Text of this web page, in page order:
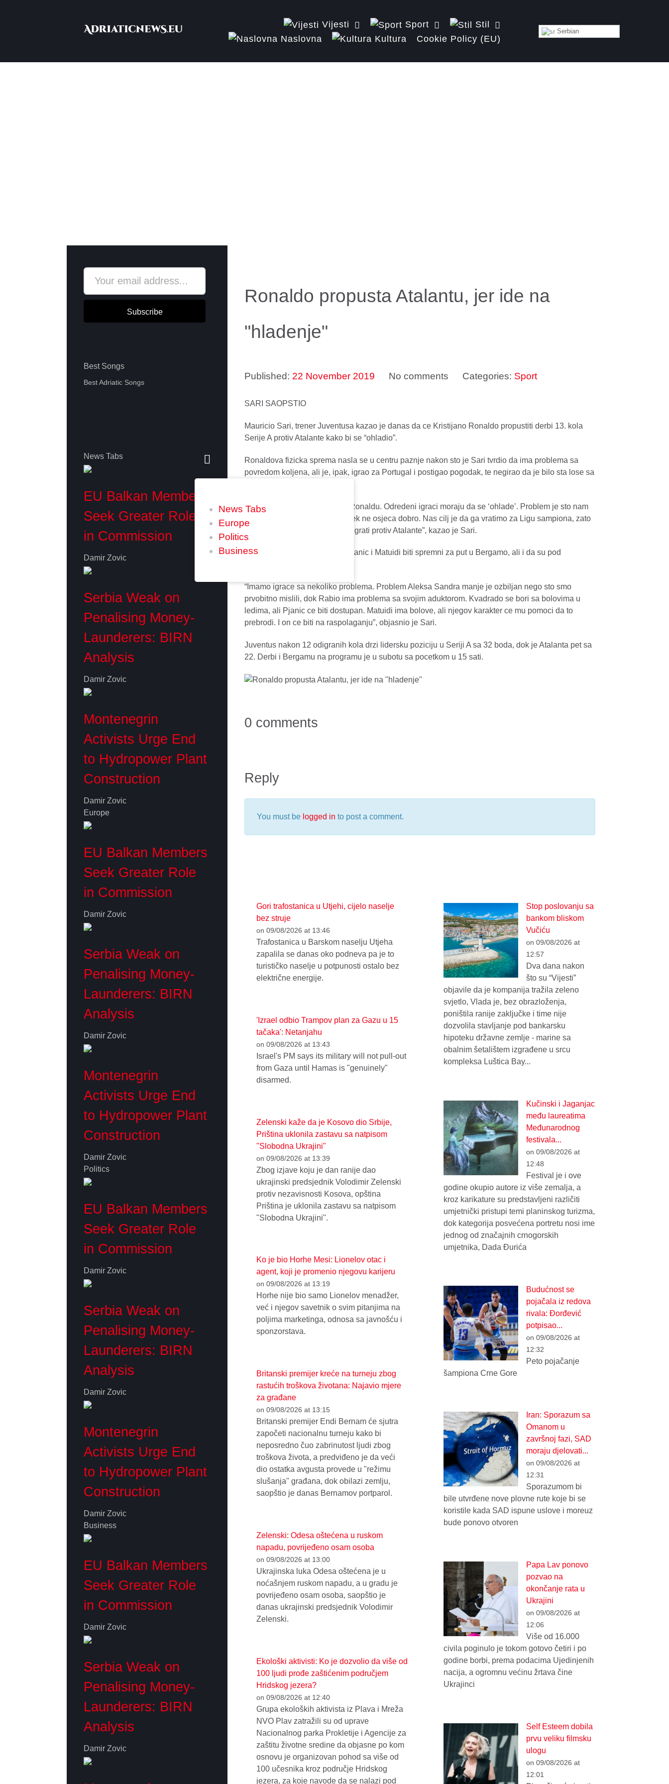
Vijesti Sport
Stil
Naslovna
Kultura Cookie Policy (EU)
Serbian
Subscribe
Best Songs
Best Adriatic Songs
News Tabs
Europe
Politics
Business
News Tabs
EU Balkan Members
Seek Greater Role
in Commission
Damir Zovic
Serbia Weak on
Penalising Money-
Launderers: BIRN
Analysis
Damir Zovic
Montenegrin
Activists Urge End
to Hydropower Plant
Construction
Damir Zovic
Europe
EU Balkan Members
Seek Greater Role
in Commission
Damir Zovic
Serbia Weak on
Penalising Money-
Launderers: BIRN
Analysis
Damir Zovic
Montenegrin
Activists Urge End
to Hydropower Plant
Construction
Damir Zovic
Politics
EU Balkan Members
Seek Greater Role
in Commission
Damir Zovic
Serbia Weak on
Penalising Money-
Launderers: BIRN
Analysis
Damir Zovic
Montenegrin
Activists Urge End
to Hydropower Plant
Construction
Damir Zovic
Business
EU Balkan Members
Seek Greater Role
in Commission
Damir Zovic
Serbia Weak on
Penalising Money-
Launderers: BIRN
Analysis
Damir Zovic
Ronaldo propusta Atalantu, jer ide na
"hladenje"
Published: 22 November 2019 No comments Categories: Sport
SARI SAOPSTIO
Mauricio Sari, trener Juventusa kazao je danas da ce Kristijano Ronaldo propustiti derbi 13. kola
Serije A protiv Atalante kako bi se “ohladio”.
Ronaldova fizicka sprema nasla se u centru paznje nakon sto je Sari tvrdio da ima problema sa
povredom koljena, ali je, ipak, igrao za Portugal i postigao pogodak, te negirao da je bilo sta lose sa
“Ne treba nista objasnjavati o Ronaldu. Odredeni igraci moraju da se ‘ohlade’. Problem je sto nam
je u utorak rekao da se jos uvijek ne osjeca dobro. Nas cilj je da ga vratimo za Ligu sampiona, zato
sam 99 posto siguran da nece igrati protiv Atalante”, kazao je Sari.
Sari je takode, najavio da ce Pjanic i Matuidi biti spremni za put u Bergamo, ali i da su pod
“Imamo igrace sa nekoliko problema. Problem Aleksa Sandra manje je ozbiljan nego sto smo
prvobitno mislili, dok Rabio ima problema sa svojim aduktorom. Kvadrado se bori sa bolovima u
ledima, ali Pjanic ce biti dostupan. Matuidi ima bolove, ali njegov karakter ce mu pomoci da to
prebrodi. I on ce biti na raspolaganju”, objasnio je Sari.
Juventus nakon 12 odigranih kola drzi lidersku poziciju u Seriji A sa 32 boda, dok je Atalanta pet sa
22. Derbi i Bergamu na programu je u subotu sa pocetkom u 15 sati.
0 comments
Reply
You must be logged in to post a comment.
Gori trafostanica u Utjehi, cijelo naselje
bez struje
on 09/08/2026 at 13:46
Trafostanica u Barskom naselju Utjeha
zapalila se danas oko podneva pa je to
turističko naselje u potpunosti ostalo bez
električne energije.
'Izrael odbio Trampov plan za Gazu u 15
tačaka': Netanjahu
on 09/08/2026 at 13:43
Israel's PM says its military will not pull-out
from Gaza until Hamas is "genuinely"
disarmed.
Zelenski kaže da je Kosovo dio Srbije,
Priština uklonila zastavu sa natpisom
"Slobodna Ukrajini"
on 09/08/2026 at 13:39
Zbog izjave koju je dan ranije dao
ukrajinski predsjednik Volodimir Zelenski
protiv nezavisnosti Kosova, opština
Priština je uklonila zastavu sa natpisom
"Slobodna Ukrajini".
Ko je bio Horhe Mesi: Lionelov otac i
agent, koji je promenio njegovu karijeru
on 09/08/2026 at 13:19
Horhe nije bio samo Lionelov menadžer,
već i njegov savetnik o svim pitanjima na
poljima marketinga, odnosa sa javnošću i
sponzorstava.
Britanski premijer kreće na turneju zbog
rastućih troškova životana: Najavio mjere
za građane
on 09/08/2026 at 13:15
Britanski premijer Endi Bernam će sjutra
započeti nacionalnu turneju kako bi
neposredno čuo zabrinutost ljudi zbog
troškova života, a predviđeno je da veći
dio ostatka avgusta provede u "režimu
slušanja" građana, dok obilazi zemlju,
saopštio je danas Bernamov portparol.
Zelenski: Odesa oštećena u ruskom
napadu, povrijeđeno osam osoba
on 09/08/2026 at 13:00
Ukrajinska luka Odesa oštećena je u
noćašnjem ruskom napadu, a u gradu je
povrijeđeno osam osoba, saopštio je
danas ukrajinski predsjednik Volodimir
Zelenski.
Ekološki aktivisti: Ko je dozvolio da više od
100 ljudi prođe zaštićenim područjem
Hridskog jezera?
on 09/08/2026 at 12:40
Grupa ekoloških aktivista iz Plava i Mreža
NVO Plav zatražili su od uprave
Nacionalnog parka Prokletije i Agencije za
zaštitu životne sredine da objasne po kom
osnovu je organizovan pohod sa više od
100 učesnika kroz područje Hridskog
jezera, za koje navode da se nalazi pod
Stop poslovanju sa
bankom bliskom
Vučiću
on 09/08/2026 at
12:57
Dva dana nakon
što su “Vijesti”
objavile da je kompanija tražila zeleno
svjetlo, Vlada je, bez obrazloženja,
poništila ranije zaključke i time nije
dozvolila stavljanje pod bankarsku
hipoteku državne zemlje - marine sa
obalnim šetalištem izgrađene u srcu
kompleksa Luštica Bay...
Kučinski i Jaganjac
među laureatima
Međunarodnog
festivala...
on 09/08/2026 at
12:48
Festival je i ove
godine okupio autore iz više zemalja, a
kroz karikature su predstavljeni različiti
umjetnički pristupi temi planinskog turizma,
dok kategorija posvećena portretu nosi ime
jednog od značajnih crnogorskih
umjetnika, Dada Đurića
Budućnost se
pojačala iz redova
rivala: Đorđević
potpisao...
on 09/08/2026 at
12:32
Peto pojačanje
šampiona Crne Gore
Iran: Sporazum sa
Omanom u
završnoj fazi, SAD
moraju djelovati...
on 09/08/2026 at
12:31
Sporazumom bi
bile utvrđene nove plovne rute koje bi se
koristile kada SAD ispune uslove i moreuz
bude ponovo otvoren
Papa Lav ponovo
pozvao na
okončanje rata u
Ukrajini
on 09/08/2026 at
12:06
Više od 16.000
civila poginulo je tokom gotovo četiri i po
godine borbi, prema podacima Ujedinjenih
nacija, a ogromnu većinu žrtava čine
Ukrajinci
Self Esteem dobila
prvu veliku filmsku
ulogu
on 09/08/2026 at
12:01